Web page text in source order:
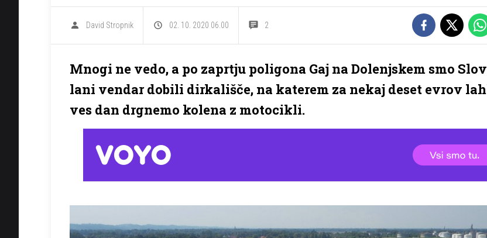
David Stropnik 02. 10. 2020 06.00 2
Mnogi ne vedo, a po zaprtju poligona Gaj na Dolenjskem smo
lani vendar dobili dirkališče, na katerem za nekaj deset evrov
ves dan drgnemo kolena z motocikli.